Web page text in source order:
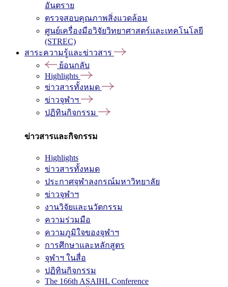
อันตราย
ตรวจสอบคุณภาพสิ่งแวดล้อม
ศูนย์เครื่องมือวิจัยวิทยาศาสตร์และเทคโนโลยี
(STREC)
สาระความรู้และข่าวสาร
ย้อนกลับ
Highlights
ข่าวสารทั้งหมด
ข่าวจุฬาฯ
ปฏิทินกิจกรรม
ข่าวสารและกิจกรรม
Highlights
ข่าวสารทั้งหมด
ประกาศจุฬาลงกรณ์มหาวิทยาลัย
ข่าวจุฬาฯ
งานวิจัยและนวัตกรรม
ความร่วมมือ
ความภูมิใจของจุฬาฯ
การศึกษาและหลักสูตร
จุฬาฯ ในสื่อ
ปฏิทินกิจกรรม
The 166th ASAIHL Conference